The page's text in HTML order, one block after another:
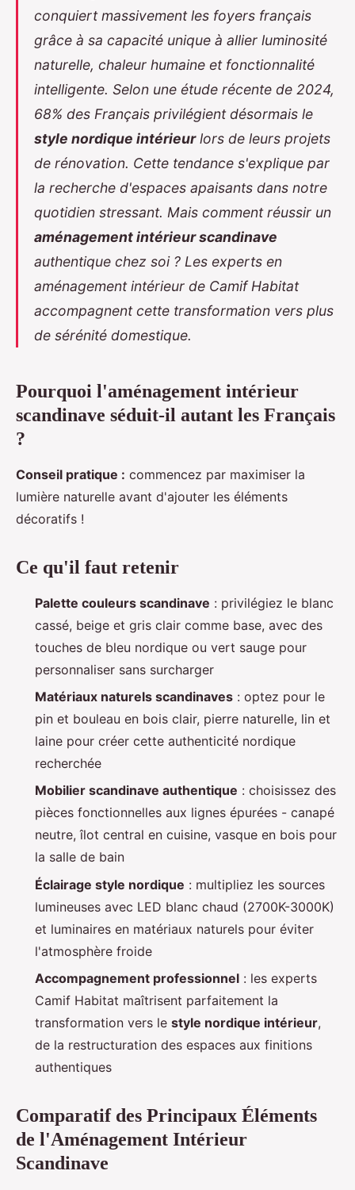
conquiert massivement les foyers français
grâce à sa capacité unique à allier luminosité
naturelle, chaleur humaine et fonctionnalité
intelligente. Selon une étude récente de 2024,
68% des Français privilégient désormais le
style nordique intérieurlors de leurs projets
de rénovation. Cette tendance s'explique par
la recherche d'espaces apaisants dans notre
quotidien stressant. Mais comment réussir un
aménagement intérieur scandinave
authentique chez soi ? Les experts en
aménagement intérieur de Camif Habitat
accompagnent cette transformation vers plus
de sérénité domestique.
Pourquoi l'aménagement intérieur
scandinave séduit-il autant les Français
?
Conseil pratique : commencez par maximiser la
lumière naturelle avant d'ajouter les éléments
décoratifs !
Ce qu'il faut retenir
Palette couleurs scandinave : privilégiez le blanc
cassé, beige et gris clair comme base, avec des
touches de bleu nordique ou vert sauge pour
personnaliser sans surcharger
Matériaux naturels scandinaves : optez pour le
pin et bouleau en bois clair, pierre naturelle, lin et
laine pour créer cette authenticité nordique
recherchée
Mobilier scandinave authentique : choisissez des
pièces fonctionnelles aux lignes épurées - canapé
neutre, îlot central en cuisine, vasque en bois pour
la salle de bain
Éclairage style nordique : multipliez les sources
lumineuses avec LED blanc chaud (2700K-3000K)
et luminaires en matériaux naturels pour éviter
l'atmosphère froide
Accompagnement professionnel : les experts
Camif Habitat maîtrisent parfaitement la
transformation vers le style nordique intérieur,
de la restructuration des espaces aux finitions
authentiques
Comparatif des Principaux Éléments
de l'Aménagement Intérieur
Scandinave